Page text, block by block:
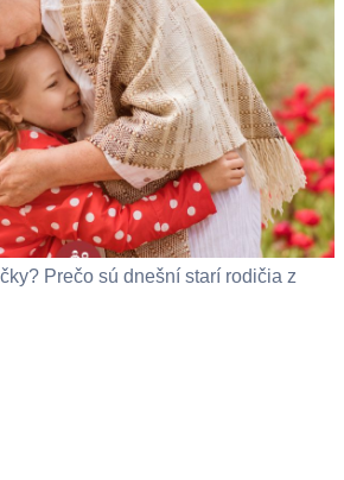
Prečo sú dnešní starí rodičia z